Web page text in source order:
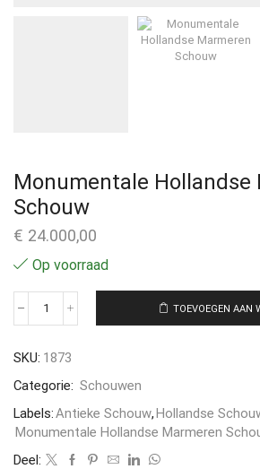
Monumentale Hollandse
Schouw
€ 24.000,00
Op voorraad
TOEVOEGEN AAN
SKU: 1873
Categorie: Schouwen
Labels:Antieke Schouw,Hollandse
Monumentale Hollandse Marmeren
Deel: